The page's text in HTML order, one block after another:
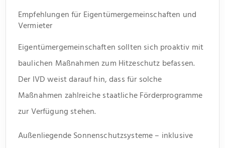
Empfehlungen für Eigentümergemeinschaften und
Vermieter
Eigentümergemeinschaften sollten sich proaktiv mit
baulichen Maßnahmen zum Hitzeschutz befassen.
Der IVD weist darauf hin, dass für solche
Maßnahmen zahlreiche staatliche Förderprogramme
zur Verfügung stehen.
Außenliegende Sonnenschutzsysteme – inklusive